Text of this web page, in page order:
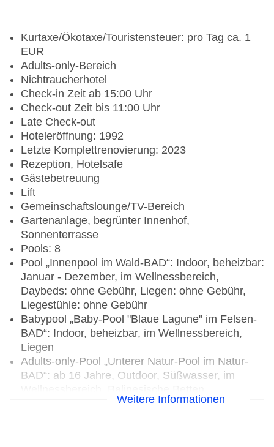
Kurtaxe/Ökotaxe/Touristensteuer: pro Tag ca. 1
EUR
Adults-only-Bereich
Nichtraucherhotel
Check-in Zeit ab 15:00 Uhr
Check-out Zeit bis 11:00 Uhr
Late Check-out
Hoteleröffnung: 1992
Letzte Komplettrenovierung: 2023
Rezeption, Hotelsafe
Gästebetreuung
Lift
Gemeinschaftslounge/TV-Bereich
Gartenanlage, begrünter Innenhof,
Sonnenterrasse
Pools: 8
Pool „Innenpool im Wald-BAD“: Indoor, beheizbar:
Januar - Dezember, im Wellnessbereich,
Daybeds: ohne Gebühr, Liegen: ohne Gebühr,
Liegestühle: ohne Gebühr
Babypool „Baby-Pool "Blaue Lagune" im Felsen-
BAD“: Indoor, beheizbar, im Wellnessbereich,
Liegen
Adults-only-Pool „Unterer Natur-Pool im Natur-
BAD“: ab 16 Jahre, Outdoor, Süßwasser, im
Hängematten, Daybeds, Liegen, Liegestühle,
Weitere Informationen